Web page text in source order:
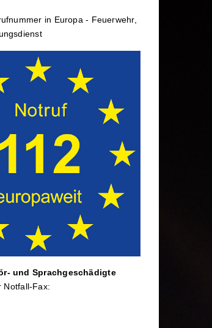
in Europa - Feuerwehr,
und Sprach­ge­schä­digte
Notfall-Fax: